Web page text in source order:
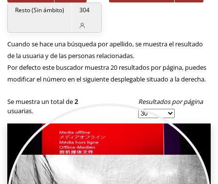
Resto (Sin ámbito)
304
Cuando se hace una búsqueda por apellido, se muestra el resultado
de la usuaria y de las personas relacionadas.
Por defecto este buscador muestra 20 resultados por página, puedes
modificar el número en el siguiente desplegable situado a la derecha.
Se muestra un total de2
usuarias.
Resultados por página